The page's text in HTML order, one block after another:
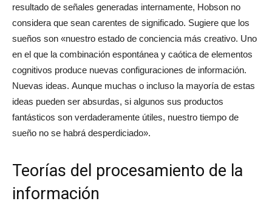
resultado de señales generadas internamente, Hobson no
considera que sean carentes de significado. Sugiere que los
sueños son «nuestro estado de conciencia más creativo. Uno
en el que la combinación espontánea y caótica de elementos
cognitivos produce nuevas configuraciones de información.
Nuevas ideas. Aunque muchas o incluso la mayoría de estas
ideas pueden ser absurdas, si algunos sus productos
fantásticos son verdaderamente útiles, nuestro tiempo de
sueño no se habrá desperdiciado».
Teorías del procesamiento de la
información